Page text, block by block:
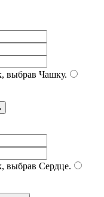
выбрав Чашку.
выбрав Сердце.